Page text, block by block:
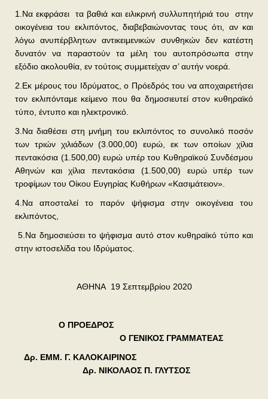
1.Να εκφράσει τα βαθιά και ειλικρινή συλλυπητήριά του στην
οικογένεια του εκλιπόντος, διαβεβαιώνοντας τους ότι, αν και
λόγω ανυπέρβλητων αντικειμενικών συνθηκών δεν κατέστη
δυνατόν να παραστούν τα μέλη του αυτοπρόσωπα στην
εξόδιο ακολουθία, εν τούτοις συμμετείχαν σ’ αυτήν νοερά.
2.Εκ μέρους του Ιδρύματος, ο Πρόεδρός του να αποχαιρετήσει
τον εκλιπόνταμε κείμενο που θα δημοσιευτεί στον κυθηραϊκό
τύπο, έντυπο και ηλεκτρονικό.
3.Να διαθέσει στη μνήμη του εκλιπόντος το συνολικό ποσόν
των τριών χιλιάδων (3.000,00) ευρώ, εκ των οποίων χίλια
πεντακόσια (1.500,00) ευρώ υπέρ του Κυθηραϊκού Συνδέσμου
Αθηνών και χίλια πεντακόσια (1.500,00) ευρώ υπέρ των
τροφίμων του Οίκου Ευγηρίας Κυθήρων «Κασιμάτειον».
4.Να αποσταλεί το παρόν ψήφισμα στην οικογένεια του
εκλιπόντος,
5.Να δημοσιεύσει το ψήφισμα αυτό στον κυθηραϊκό τύπο και
στην ιστοσελίδα του Ιδρύματος.
ΑΘΗΝΑ 19 Σεπτεμβρίου 2020
Ο ΠΡΟΕΔΡΟΣ
Ο ΓΕΝΙΚΟΣ ΓΡΑΜΜΑΤΕΑΣ
Δρ. ΕΜΜ. Γ. ΚΑΛΟΚΑΙΡΙΝΟΣ
Δρ. ΝΙΚΟΛΑΟΣ Π. ΓΛΥΤΣΟΣ